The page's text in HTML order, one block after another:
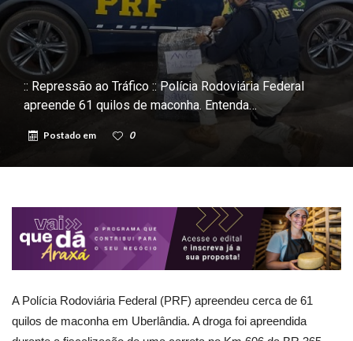
:: Repressão ao Tráfico :: Polícia Rodoviária Federal
apreende 61 quilos de maconha. Entenda…
Postado em 0
A Polícia Rodoviária Federal (PRF) apreendeu cerca de 61
quilos de maconha em Uberlândia. A droga foi apreendida